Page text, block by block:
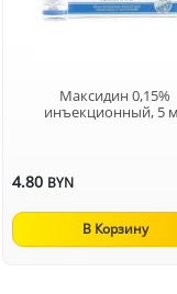
Максидин 0,15%
инъекционный, 5
4.80 BYN
В Корзину